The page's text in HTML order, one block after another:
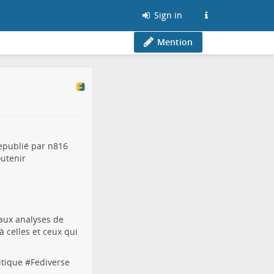
Sign in
Mention
par n816
analyses de
celles et ceux qui
#Fediverse